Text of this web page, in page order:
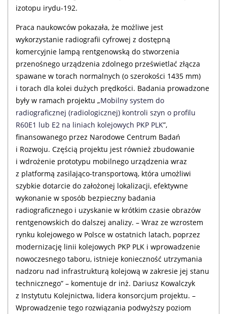
izotopu irydu-192.
Praca naukowców pokazała, że możliwe jest
wykorzystanie radiografii cyfrowej z dostępną
komercyjnie lampą rentgenowską do stworzenia
przenośnego urządzenia zdolnego prześwietlać złącza
spawane w torach normalnych (o szerokości 1435 mm)
i torach dla kolei dużych prędkości. Badania prowadzone
były w ramach projektu „Mobilny system do
radiograficznej (radiologicznej) kontroli szyn o profilu
R60E1 lub E2 na liniach kolejowych PKP PLK”,
finansowanego przez Narodowe Centrum Badań
i Rozwoju. Częścią projektu jest również zbudowanie
i wdrożenie prototypu mobilnego urządzenia wraz
z platformą zasilająco-transportową, która umożliwi
szybkie dotarcie do założonej lokalizacji, efektywne
wykonanie w sposób bezpieczny badania
radiograficznego i uzyskanie w krótkim czasie obrazów
rentgenowskich do dalszej analizy. – Wraz ze wzrostem
rynku kolejowego w Polsce w ostatnich latach, poprzez
modernizację linii kolejowych PKP PLK i wprowadzenie
nowoczesnego taboru, istnieje konieczność utrzymania
nadzoru nad infrastrukturą kolejową w zakresie jej stanu
technicznego” – komentuje dr inż. Dariusz Kowalczyk
z Instytutu Kolejnictwa, lidera konsorcjum projektu. –
Wprowadzenie tego rozwiązania podwyższy poziom